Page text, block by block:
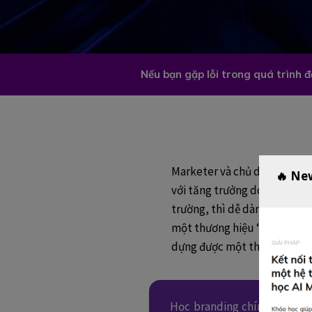
Nếu bạn gặp lỗi trong quá trình
Marketer và chủ doanh
với tăng trưởng doanh
trường, thì dễ dàng thuyết
một thương hiệu “được biết
dựng được một thương hiệu
Học branding chính là học
🔥